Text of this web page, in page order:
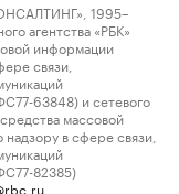
1995–
агентства «РБК»
информации
связи,
63848) и сетевого
массовой
в сфере связи,
82385)